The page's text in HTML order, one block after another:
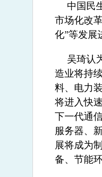
中国民
市场化改
化”等发展
吴琦认
造业将持
料、电力
将进入快
下一代通
服务器、
展将成为
备、节能